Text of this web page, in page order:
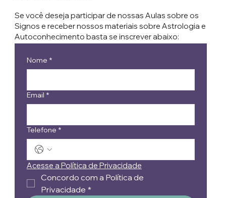
Se você deseja participar de nossas Aulas sobre os
Signos e receber nossos materiais sobre Astrologia e
Autoconhecimento basta se inscrever abaixo:
Nome *
Email *
Telefone *
Acesse a Política de Privacidade
Concordo com a Política de
Privacidade *